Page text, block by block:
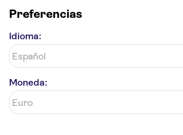
Preferencias
Idioma:
Moneda: